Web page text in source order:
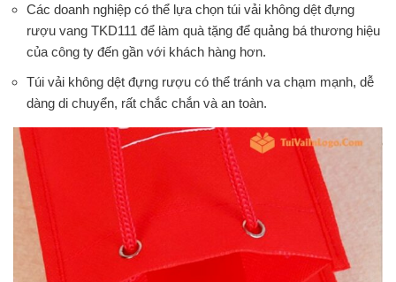
Các doanh nghiệp có thể lựa chọn túi vải không dệt đựng
rượu vang TKD111 để làm quà tặng để quảng bá thương hiệu
của công ty đến gần với khách hàng hơn.
Túi vải không dệt đựng rượu có thể tránh va chạm mạnh, dễ
dàng di chuyển, rất chắc chắn và an toàn.